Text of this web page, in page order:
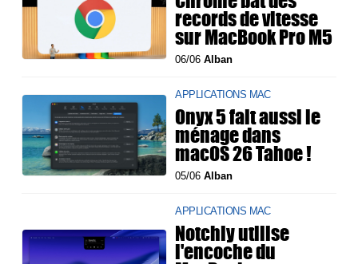
records de vitesse
sur MacBook Pro M5
06/06Alban
APPLICATIONS MAC
Onyx 5 fait aussi le
ménage dans
macOS 26 Tahoe !
05/06Alban
APPLICATIONS MAC
Notchly utilise
l'encoche du